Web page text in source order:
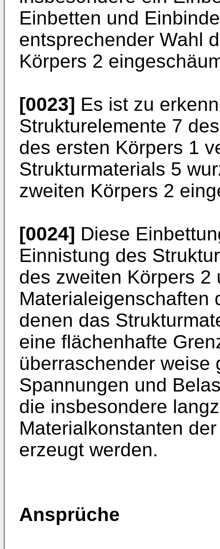
Einbetten und
entsprechender Wahl
Körpers 2
[0023] Es ist zu
Strukturelemente 7
des ersten Körpers 1
Strukturmaterials 5
zweiten Körpers 2
[0024] Diese
Einnistung des
des zweiten Körpers 2
Materialeigenschaften
denen das
eine flächen­hafte
überraschender weise
Spannungen und
die insbesondere
Materialkonstanten
erzeugt werden.
Ansprüche